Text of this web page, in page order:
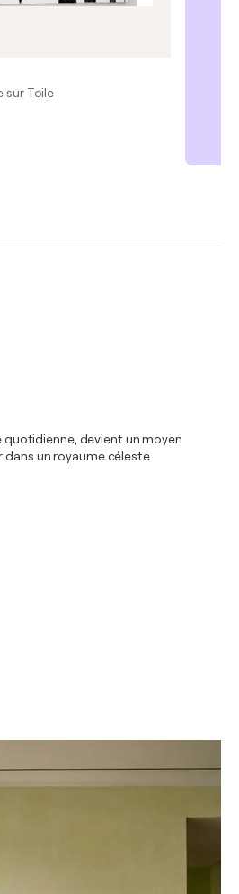
sur Toile
quotidienne, devient un moyen
un royaume céleste.